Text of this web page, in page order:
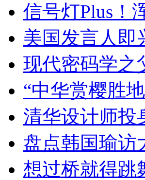
信号灯Plus！
美国发言人即
现代密码学
“中华赏樱胜
清华设计师投
盘点韩国瑜访
想过桥就得跳